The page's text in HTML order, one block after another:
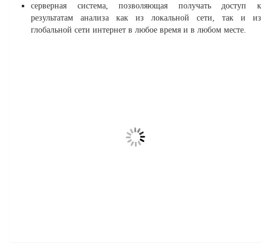
серверная система, позволяющая получать доступ к
результатам анализа как из локальной сети, так и из
глобальной сети интернет в любое время и в любом месте.